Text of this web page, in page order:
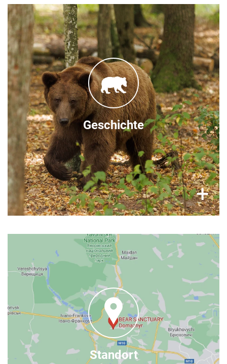
Geschichte
+
Gegründet 2016
Der BÄRENWALD Domazhyr ist eines unserer
neuesten Schutzgebiete. Die erste Bauphase,
die 7,7 Hektar umfasste, wurde im Herbst 2017
abgeschlossen. Seitdem wurde das
Schutzzentrum auf 20,3 ha erweitert und bietet
Platz für bis zu 32 Bären.
×
Standort
Wo Sie uns finden
BÄRENWALD Domazhyr
Vedmezhy Krai str., Zhornyska,
Yavoriv district, 81083
Lviv region, Ukraine
Details finden Sie
Das Zentrum liegt 40 Autominuten von
Lviv
(Lemberg)
entfernt.